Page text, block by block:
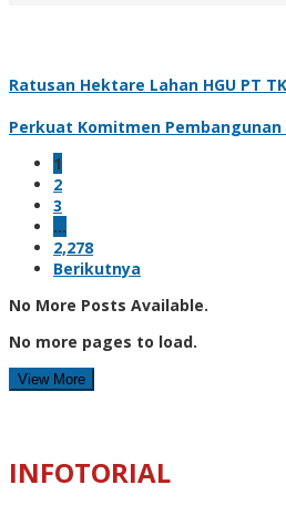
Ratusan Hektare Lahan HGU PT
Perkuat Komitmen Pembangunan
1
2
3
…
2,278
Berikutnya
No More Posts Available.
No more pages to load.
View More
INFOTORIAL